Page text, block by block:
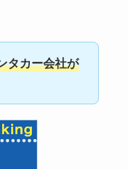
タカー会社が